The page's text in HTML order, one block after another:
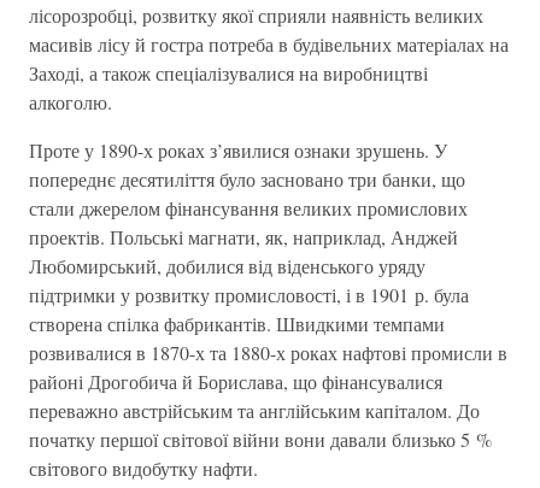
лісорозробці, розвитку якої сприяли наявність великих
масивів лісу й гостра потреба в будівельних матеріалах на
Заході, а також спеціалізувалися на виробництві
алкоголю.
Проте у 1890-х роках з’явилися ознаки зрушень. У
попереднє десятиліття було засновано три банки, що
стали джерелом фінансування великих промислових
проектів. Польські магнати, як, наприклад, Анджей
Любомирський, добилися від віденського уряду
підтримки у розвитку промисловості, і в 1901 р. була
створена спілка фабрикантів. Швидкими темпами
розвивалися в 1870-х та 1880-х роках нафтові промисли в
районі Дрогобича й Борислава, що фінансувалися
переважно австрійським та англійським капіталом. До
початку першої світової війни вони давали близько 5 %
світового видобутку нафти.